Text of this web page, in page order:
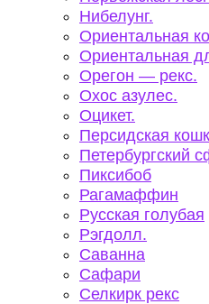
Нибелунг.
Ориентальная
Ориентальная
Орегон — рекс.
Охос азулес.
Оцикет.
Персидская
Петербургский
Пиксибоб
Рагамаффин
Русская голубая
Рэгдолл.
Саванна
Сафари
Селкирк рекс